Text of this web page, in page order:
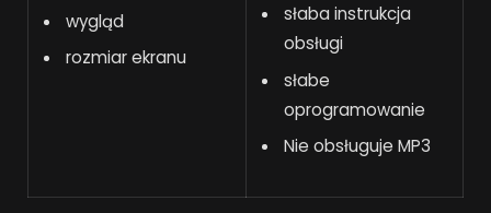
wygląd
rozmiar ekranu
słaba instrukcja
obsługi
słabe
oprogramowanie
Nie obsługuje MP3